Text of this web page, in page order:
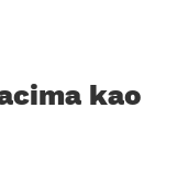
kao